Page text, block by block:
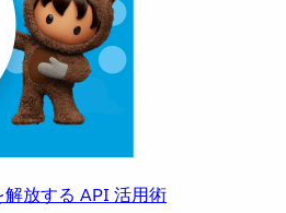
放する API 活用術